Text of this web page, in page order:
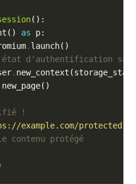
as
.
d'authentification
. new_context(storage_state
!
example.com/protected-
contenu protégé